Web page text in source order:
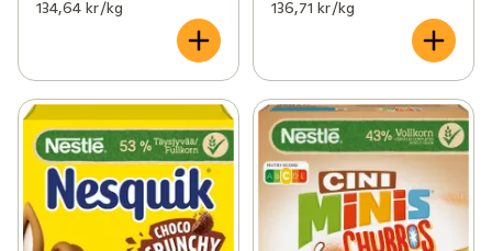
134,64 kr /kg 136,71 kr /kg